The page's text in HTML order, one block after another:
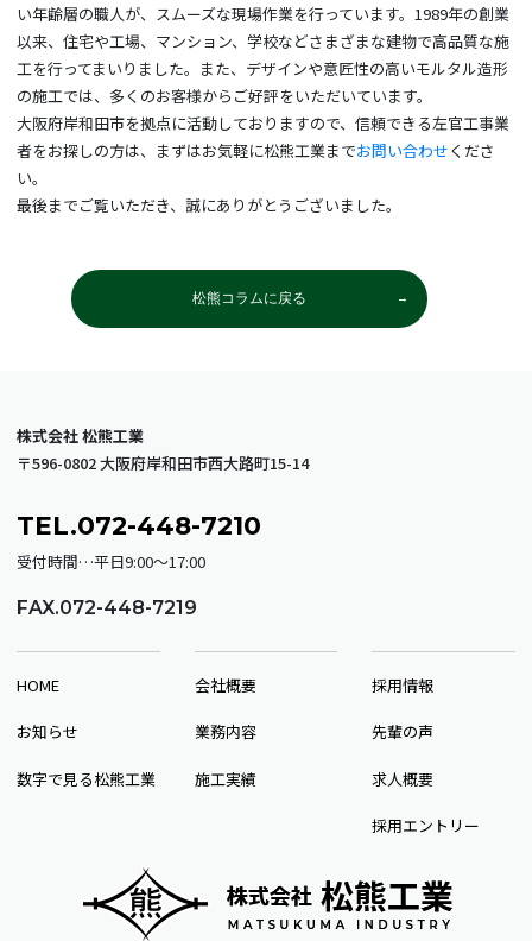
い年齢層の職人が、スムーズな現場作業を行っています。1989年の創業
以来、住宅や工場、マンション、学校などさまざまな建物で高品質な施
工を行ってまいりました。また、デザインや意匠性の高いモルタル造形
の施工では、多くのお客様からご好評をいただいています。
大阪府岸和田市を拠点に活動しておりますので、信頼できる左官工事業
者をお探しの方は、まずはお気軽に松熊工業までお問い合わせくださ
い。
最後までご覧いただき、誠にありがとうございました。
松熊コラムに戻る
株式会社 松熊工業
〒596-0802 大阪府岸和田市西大路町15-14
TEL.072-448-7210
受付時間…平日9:00～17:00
FAX.072-448-7219
HOME
お知らせ
数字で見る松熊工業
会社概要
業務内容
施工実績
採用情報
先輩の声
求人概要
採用エントリー